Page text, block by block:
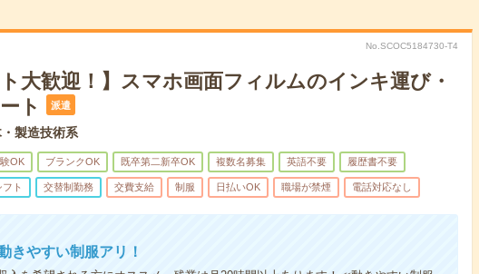
No.SCOC5184730-T4
ト大歓迎！】スマホ画面フィルムのインキ運び・
ト
派遣
製造技術系
OK ブランクOK 既卒第二新卒OK 複数名募集 英語不要 履歴書不要
フト 交替制勤務 交費支給 制服 日払いOK 職場が禁煙 電話対応なし
きやすい制服アリ！